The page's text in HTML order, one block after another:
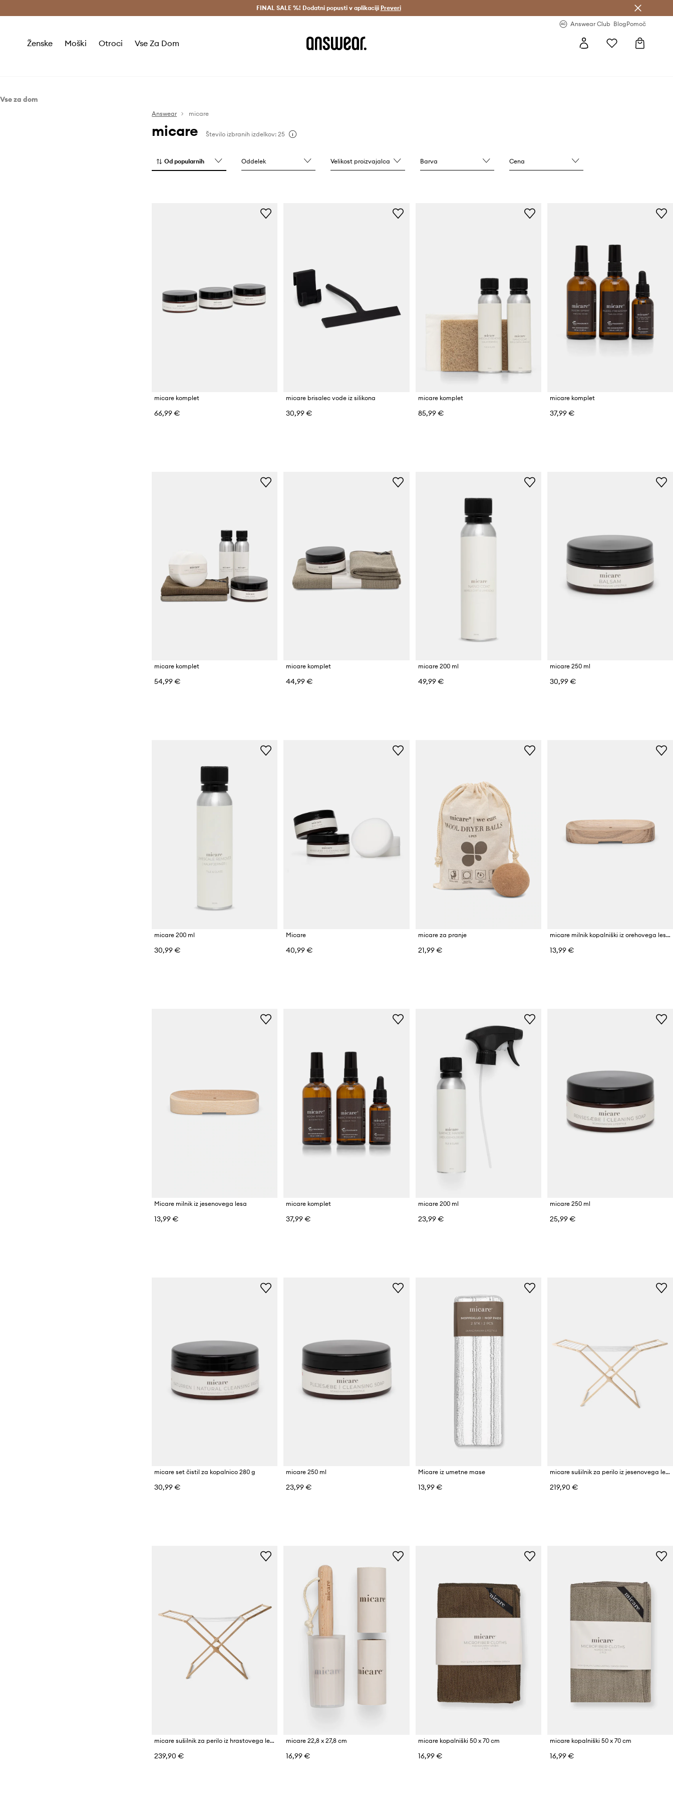
Dostava v 3 dneh > Prihrani z vpisom v Answear Club >
FINAL SALE %! Dodatni popusti v aplikaciji Preveri
Answear Club BlogPomoč
Ženske Moški Otroci Vse Za Dom
Vse za dom
Answear micare
micare Število izbranih izdelkov: 25
Od popularnih Oddelek Velikost proizvajalca Barva Cena
micare komplet
66,99 €
micare brisalec vode iz silikona
30,99 €
micare komplet
85,99 €
micare komplet
37,99 €
micare komplet
54,99 €
micare komplet
44,99 €
micare 200 ml
49,99 €
micare 250 ml
30,99 €
micare 200 ml
30,99 €
Micare
40,99 €
micare za pranje
21,99 €
micare milnik kopalniški iz orehovega lesa
13,99 €
Micare milnik iz jesenovega lesa
13,99 €
micare komplet
37,99 €
micare 200 ml
23,99 €
micare 250 ml
25,99 €
micare set čistil za kopalnico 280 g
30,99 €
micare 250 ml
23,99 €
Micare iz umetne mase
13,99 €
micare sušilnik za perilo iz jesenovega lesa
219,90 €
micare sušilnik za perilo iz hrastovega lesa
239,90 €
micare 22,8 x 27,8 cm
16,99 €
micare kopalniški 50 x 70 cm
16,99 €
micare kopalniški 50 x 70 cm
16,99 €